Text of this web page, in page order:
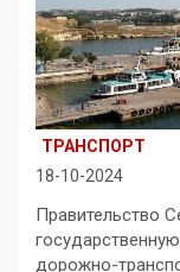
ТРАНСПОРТ
18-10-2024
Правительство
дорожно-